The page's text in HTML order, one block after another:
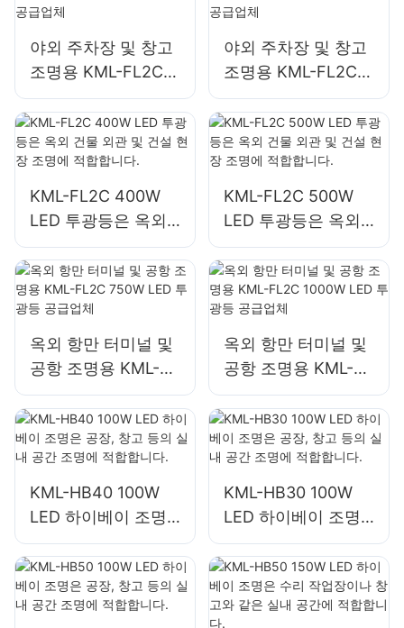
야외 주차장 및 창고
조명용 KML-FL2C
200W LED 투광등
공급업체
야외 주차장 및 창고
조명용 KML-FL2C
240W LED 투광등
공급업체
KML-FL2C 400W
LED 투광등은 옥외
건물 외관 및 건설 현
장 조명에 적합합니
다.
KML-FL2C 500W
LED 투광등은 옥외
건물 외관 및 건설 현
장 조명에 적합합니
다.
옥외 항만 터미널 및
공항 조명용 KML-
FL2C 750W LED 투
광등 공급업체
옥외 항만 터미널 및
공항 조명용 KML-
FL2C 1000W LED
투광등 공급업체
KML-HB40 100W
LED 하이베이 조명
은 공장, 창고 등의
실내 공간 조명에 적
합합니다.
KML-HB30 100W
LED 하이베이 조명
은 공장, 창고 등의
실내 공간 조명에 적
합합니다.